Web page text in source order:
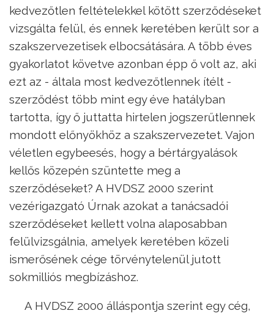
kedvezőtlen feltételekkel kötött szerződéseket
vizsgálta felül, és ennek keretében került sor a
szakszervezetisek elbocsátására. A több éves
gyakorlatot követve azonban épp ő volt az, aki
ezt az - általa most kedvezőtlennek ítélt -
szerződést több mint egy éve hatályban
tartotta, így ő juttatta hirtelen jogszerűtlennek
mondott előnyökhöz a szakszervezetet. Vajon
véletlen egybeesés, hogy a bértárgyalások
kellős közepén szüntette meg a
szerződéseket? A HVDSZ 2000 szerint
vezérigazgató Úrnak azokat a tanácsadói
szerződéseket kellett volna alaposabban
felülvizsgálnia, amelyek keretében közeli
ismerősének cége törvénytelenül jutott
sokmilliós megbízáshoz.
A HVDSZ 2000 álláspontja szerint egy cég,